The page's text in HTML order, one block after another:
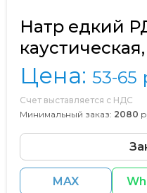
Натр едкий
Цена: 53-65
Счет выставляется с НДС
Минимальный заказ: 2080
MAX